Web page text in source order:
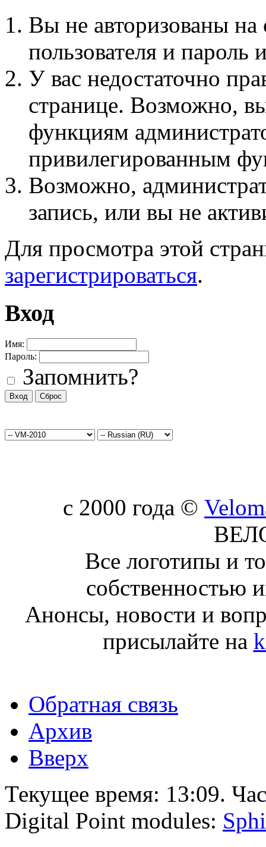
Вы не авторизованы на
пользователя и пароль
У вас недостаточно
странице. Возможно,
функциям
привилегированным
Возможно,
запись, или вы не
Для просмотра этой
зарегистрироваться.
Вход
Имя:
Пароль:
Запомнить?
c 2000 года ©
Все логотипы и
собственностью
Анонсы, новости и
присылайте на
Обратная связь
Архив
Вверх
Текущее время: 13:09.
Digital Point modules: